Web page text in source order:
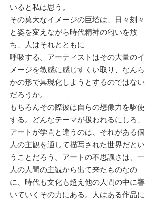
いると私は思う。
その莫大なイメージの巨塔は、日々刻々
と姿を変えながら時代精神の匂いを放
ち、人はそれとともに
呼吸する。アーティストはその大量のイ
メージを敏感に感じすくい取り、なんら
かの形で具現化しようとするのではない
だろうか。
もちろんその際彼は自らの想像力を駆使
する。どんなテーマが扱われるにしろ、
アートが学問と違うのは、それがある個
人の主観を通して描写された世界だとい
うことだろう。アートの不思議さは、一
人の人間の主観から出て来たものなの
に、時代も文化も超え他の人間の中に響
いていくその力にある。人はある作品に